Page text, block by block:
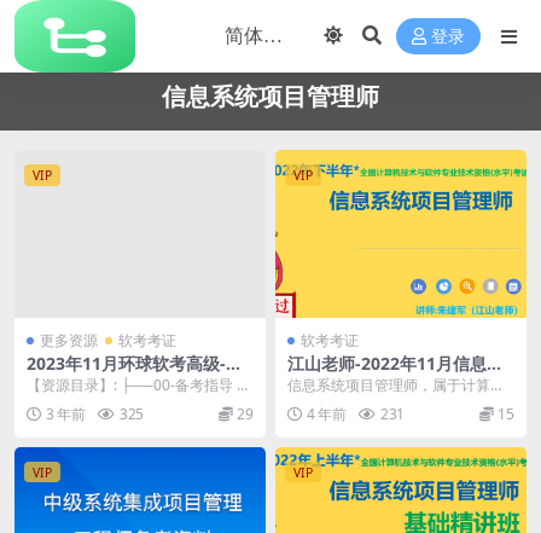
登录
信息系统项目管理师
VIP
更多资源 软考考证
2023年11月环球软考高级-信
息系统项目管理师-石慧珠-无
【资源目录】: ├──00-备考指导 |
└──2023年（下半年）备考指导.
m...3 年前 325 29
VIP
软考考证
江山老师-2022年11月信息系
统项目管理师 | 完结
信息系统项目管理师，属于计算机
技术与软件（高级）专业技术资
格。通过本考试的合格人...
4 年前 231 15
VIP VIP